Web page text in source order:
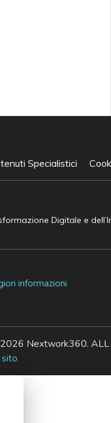
Specialistici
Digitale e
informazioni
Nextwork360. ALL